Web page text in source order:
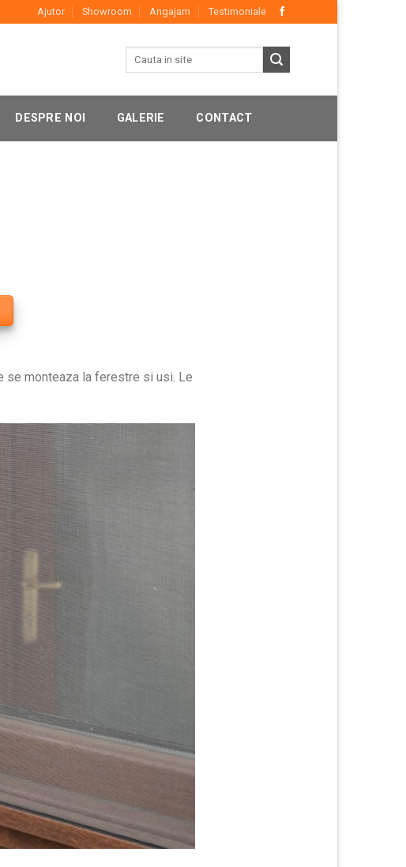
Ajutor Showroom Angajam Testimoniale
DESPRE NOI GALERIE CONTACT
monteaza la ferestre si usi. Le